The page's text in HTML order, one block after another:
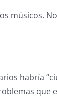
músicos.
habría
que